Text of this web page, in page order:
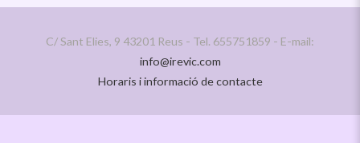
C/ Sant Elies, 9 43201 Reus - Tel. 655751859 - E-mail:
info@irevic.com
Horaris i informació de contacte